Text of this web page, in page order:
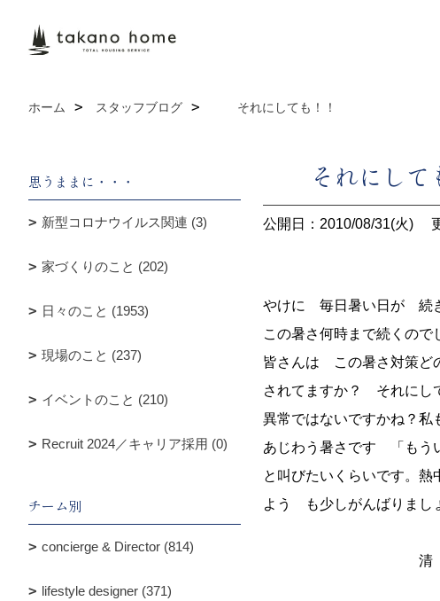
ホーム スタッフブログ それにしても！！
それにして
公開日：2010/08/31(火)
やけに 毎日暑い日が 続
この暑さ何時まで続くので
皆さんは この暑さ対策ど
されてますか？ それにし
異常ではないですかね？私
あじわう暑さです 「もう
と叫びたいくらいです。熱
よう も少しがんばりま
清
思うままに・・・
新型コロナウイルス関連 (3)
家づくりのこと (202)
日々のこと (1953)
現場のこと (237)
イベントのこと (210)
Recruit 2024／キャリア採用 (0)
チーム別
concierge & Director (814)
lifestyle designer (371)